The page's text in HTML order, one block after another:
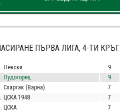
ПЪРВА ЛИГА, 4-ТИ КРЪГ
Левски
9
Лудогорец
9
Спартак (Варна)
7
ЦСКА 1948
7
ЦСКА
7